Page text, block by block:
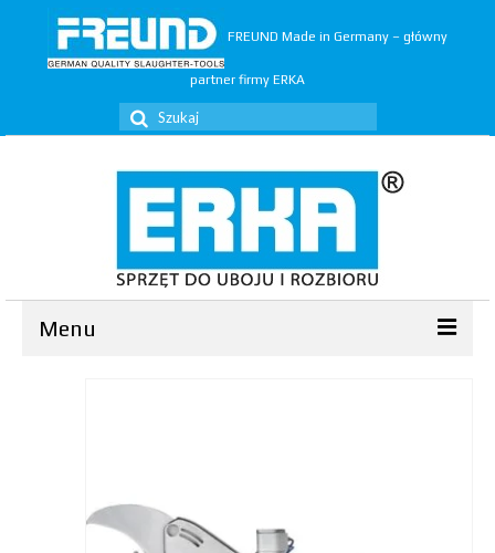
FREUND Made in Germany – główny
partner firmy ERKA
Szuklaj
w:
Menu
Przetwórstwo